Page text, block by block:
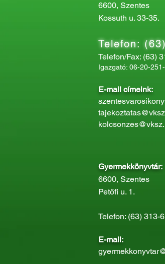
6600, Szentes
Kossuth u. 33-35.
Telefon:
Telefon/Fax: (63)
Igazgató: 06-20-
E-mail címeink:
Gyermekkönyvtár:
6600, Szentes
Petőfi u. 1.
Telefon: (63) 313-
E-mail: